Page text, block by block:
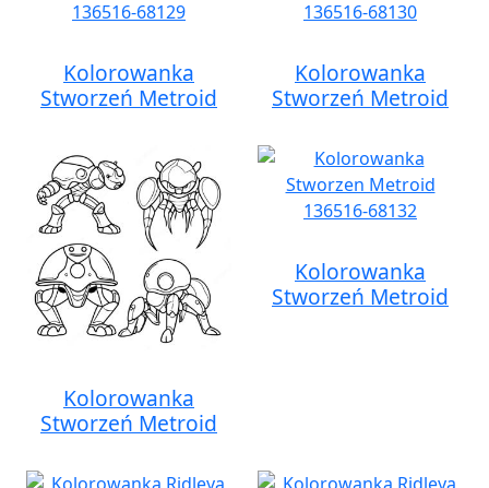
Kolorowanka
Stworzeń Metroid
Kolorowanka
Stworzeń Metroid
Kolorowanka
Stworzeń Metroid
Kolorowanka
Stworzeń Metroid